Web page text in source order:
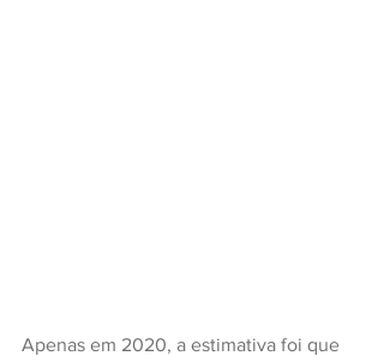
Apenas em 2020, a estimativa foi que